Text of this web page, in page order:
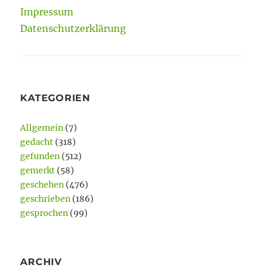
Impressum
Datenschutzerklärung
KATEGORIEN
Allgemein (7)
gedacht (318)
gefunden (512)
gemerkt (58)
geschehen (476)
geschrieben (186)
gesprochen (99)
ARCHIV